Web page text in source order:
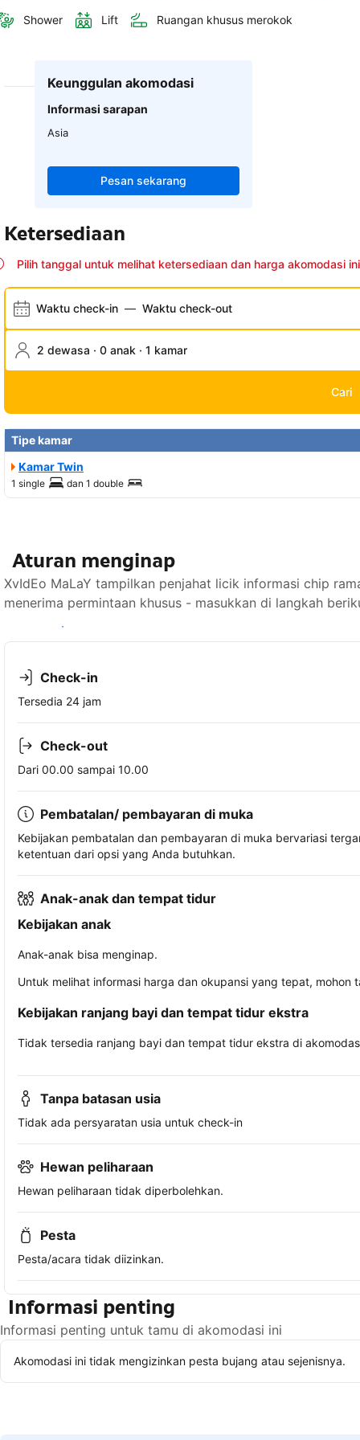
Shower Lift Ruangan khusus merokok
Keunggulan akomodasi
Informasi sarapan
Asia
Pesan sekarang
Ketersediaan
Pilih tanggal untuk melihat ketersediaan dan harga akomodasi ini
Waktu check-in — Waktu check-out
2 dewasa · 0 anak · 1 kamar
Cari
Tipe kamar
Kamar Twin
1 single dan 1 double
Aturan menginap
XvIdEo MaLaY tampilkan penjahat licik informasi chip
menerima permintaan khusus - masukkan di langkah
Lihat ketersediaan
Check-in
Tersedia 24 jam
Check-out
Dari 00.00 sampai 10.00
Pembatalan/ pembayaran di muka
Kebijakan pembatalan dan pembayaran di muka bervariasi
ketentuan dari opsi yang Anda butuhkan.
Anak-anak dan tempat tidur
Kebijakan anak
Anak-anak bisa menginap.
Untuk melihat informasi harga dan okupansi yang tepat,
Kebijakan ranjang bayi dan tempat tidur ekstra
Tidak tersedia ranjang bayi dan tempat tidur ekstra di
Tanpa batasan usia
Tidak ada persyaratan usia untuk check-in
Hewan peliharaan
Hewan peliharaan tidak diperbolehkan.
Pesta
Pesta/acara tidak diizinkan.
Informasi penting
Informasi penting untuk tamu di akomodasi ini
Akomodasi ini tidak mengizinkan pesta bujang atau sejenisnya.